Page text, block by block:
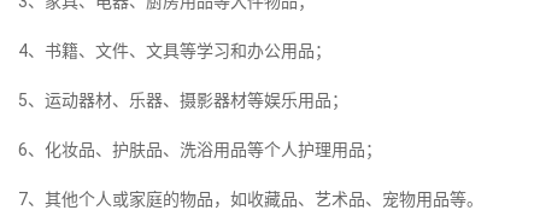
4、书籍、文件、文具等学习和办公用品；
5、运动器材、乐器、摄影器材等娱乐用品；
6、化妆品、护肤品、洗浴用品等个人护理用品；
7、其他个人或家庭的物品，如收藏品、艺术品、宠物用品等。